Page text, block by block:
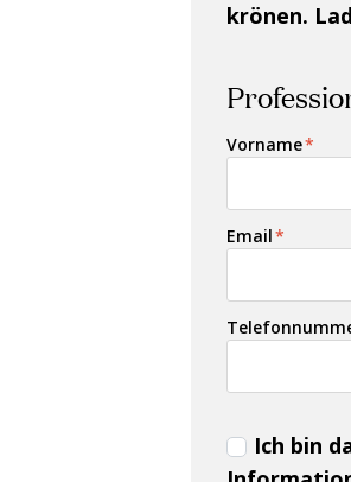
krönen.
Vorname*
Email*
Ich bin